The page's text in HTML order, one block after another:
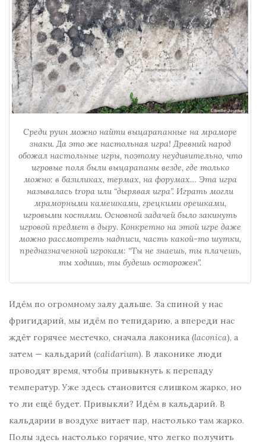
Среди руин можно найти выцарапанные на мраморе
знаки. Да это же настольная игра! Древний народ
обожал настольные игры, поэтому неудивительно, что
игровые поля были выцарапаны везде, где только
можно: в базиликах, термах, на форумах… Эта игра
называлась tropa или “дырявая игра”. Играть могли
мраморными камешками, грецкими орешками,
игровыми костями. Основной задачей было закинуть
игровой предмет в дыру. Конкретно на этой игре даже
можно рассмотреть надписи, часть какой-то шутки,
предназначенной игрокам: “Ты не знаешь, ты плачешь,
ты ходишь, ты будешь осторожен”.
Идём по огромному залу дальше. За спиной у нас
фригидарий, мы идём по тепидарию, а впереди нас
ждёт горячее местечко, сначала лаконика (laconica), а
затем — кальдарий (calidarium). В лаконике люди
проводят время, чтобы привыкнуть к перепаду
температур. Уже здесь становится слишком жарко, но
то ли ещё будет. Привыкли? Идём в кальдарий. В
кальдарии в воздухе витает пар, настолько там жарко.
Полы здесь настолько горячие, что легко получить